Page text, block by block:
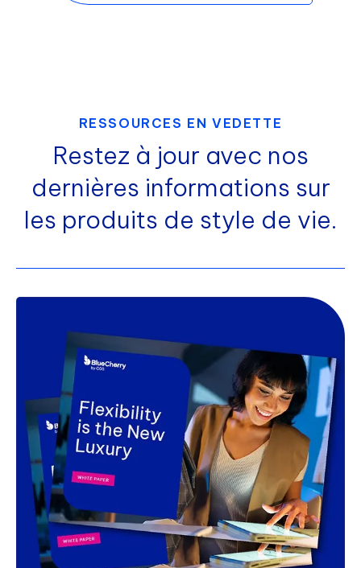
RESSOURCES EN VEDETTE
Restez à jour avec nos
dernières informations sur
les produits de style de vie.